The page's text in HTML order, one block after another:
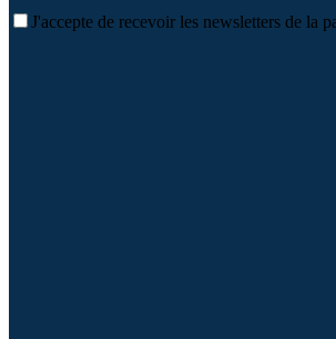
J'accepte de recevoir les newsletters de la